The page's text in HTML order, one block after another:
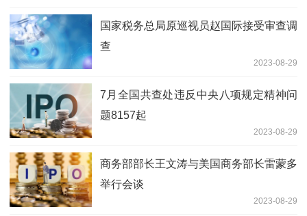
国家税务总局原巡视员赵国际接受审查调
查
2023-08-29
7月全国共查处违反中央八项规定精神问
题8157起
2023-08-29
商务部部长王文涛与美国商务部长雷蒙多
举行会谈
2023-08-29